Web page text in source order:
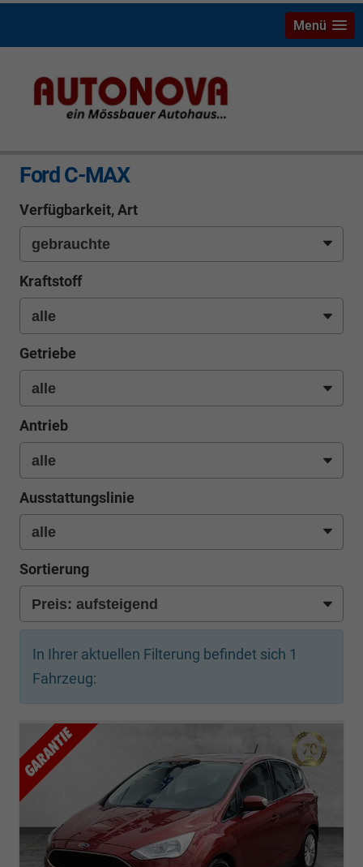
Menü
Ford C-MAX
Verfügbarkeit, Art
Kraftstoff
Getriebe
Antrieb
Ausstattungslinie
Sortierung
In Ihrer aktuellen Filterung befindet sich 1
Fahrzeug: